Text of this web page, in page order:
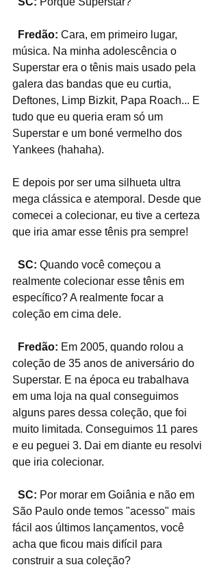
  Fredão:
Cara, em primeiro lugar,
música. Na minha adolescência o
Superstar era o tênis mais usado pela
galera das bandas que eu curtia,
Deftones, Limp Bizkit, Papa Roach... E
tudo que eu queria eram só um
Superstar e um boné vermelho dos
Yankees (hahaha).
E depois por ser uma silhueta ultra
mega clássica e atemporal. Desde que
comecei a colecionar, eu tive a certeza
que iria amar esse tênis pra sempre!
  SC:
Quando você começou a
realmente colecionar esse tênis em
específico? A realmente focar a
coleção em cima dele.
  Fredão:
Em 2005, quando rolou a
coleção de 35 anos de aniversário do
Superstar. E na época eu trabalhava
em uma loja na qual conseguimos
alguns pares dessa coleção, que foi
muito limitada. Conseguimos 11 pares
e eu peguei 3. Dai em diante eu resolvi
que iria colecionar.
  SC:
Por morar em Goiânia e não em
São Paulo onde temos "acesso" mais
fácil aos últimos lançamentos, você
acha que ficou mais difícil para
construir a sua coleção?